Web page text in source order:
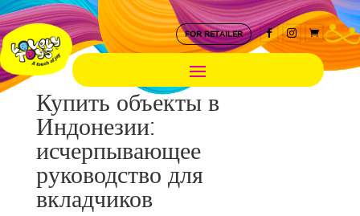
FOR RETAILER   
Купить объекты в
Индонезии:
исчерпывающее
руководство для
вкладчиков